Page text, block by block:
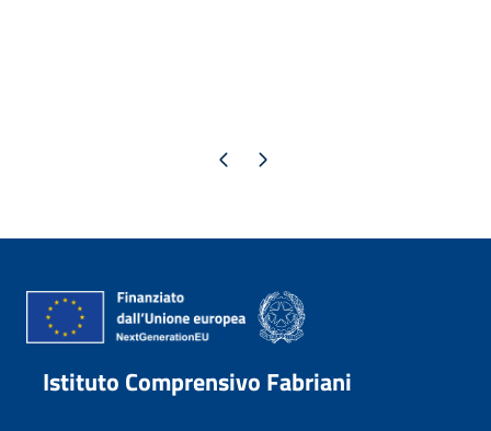
Pagina precedente
Pagina successiva
Istituto Comprensivo Fabriani